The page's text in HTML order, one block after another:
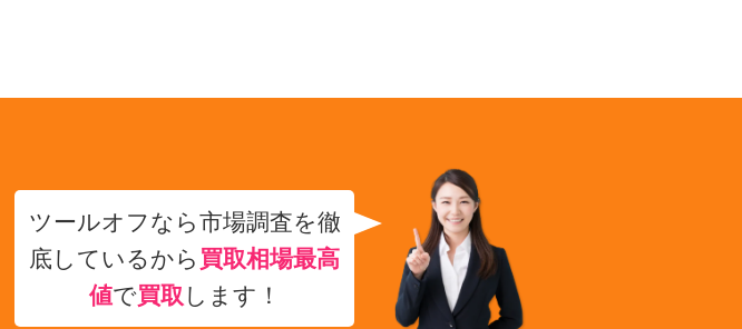
ツールオフなら市場調査を徹
底しているから 買取相場最高
値で買取 します！